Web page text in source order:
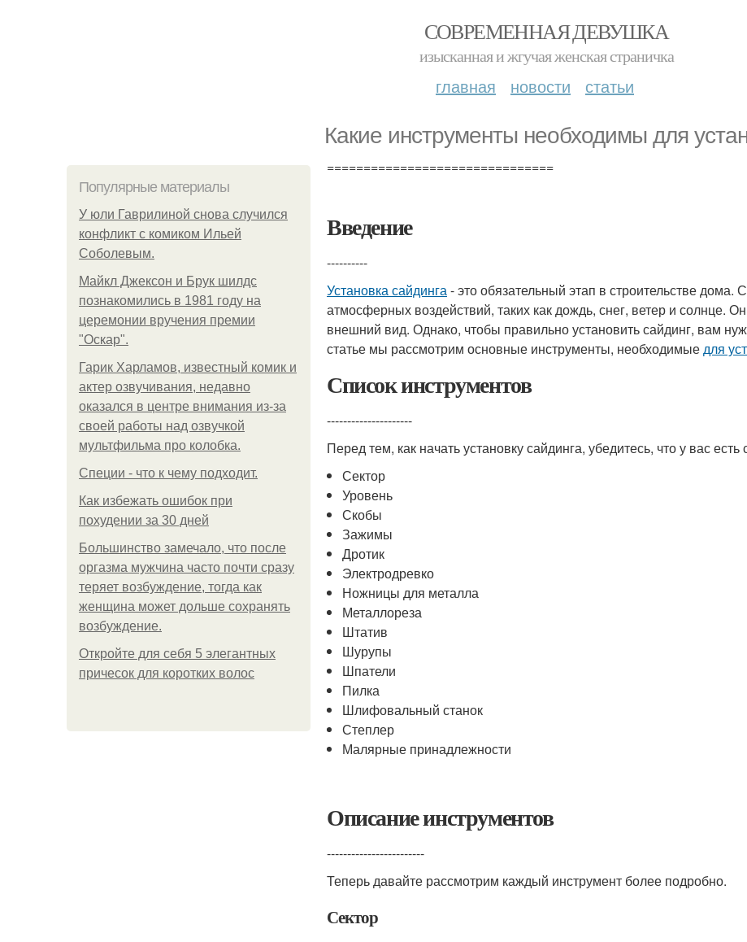
СОВРЕМЕННАЯ ДЕВУШКА
изысканная и жгучая женская страничка
главная новости статьи
Какие инструменты необходимы для
Популярные материалы
У юли Гаврилиной снова случился
конфликт с комиком Ильей
Соболевым.
Майкл Джексон и Брук шилдс
познакомились в 1981 году на
церемонии вручения премии
"Оскар".
Гарик Харламов, известный комик и
актер озвучивания, недавно
оказался в центре внимания из-за
своей работы над озвучкой
мультфильма про колобка.
Специи - что к чему подходит.
Как избежать ошибок при
похудении за 30 дней
Большинство замечало, что после
оргазма мужчина часто почти сразу
теряет возбуждение, тогда как
женщина может дольше сохранять
возбуждение.
Откройте для себя 5 элегантных
причесок для коротких волос
===============================
Введение
----------
Установка сайдинга- это обязательный этап в строительстве
атмосферных воздействий, таких как дождь, снег, ветер и солнце.
внешний вид. Однако, чтобы правильно установить сайдинг, вам
статье мы рассмотрим основные инструменты, необходимыедля
Список инструментов
---------------------
Перед тем, как начать установку сайдинга, убедитесь, что у вас
Сектор
Уровень
Скобы
Зажимы
Дротик
Электродревко
Ножницы для металла
Металлореза
Штатив
Шурупы
Шпатели
Пилка
Шлифовальный станок
Степлер
Малярные принадлежности
Описание инструментов
------------------------
Теперь давайте рассмотрим каждый инструмент более подробно.
Сектор